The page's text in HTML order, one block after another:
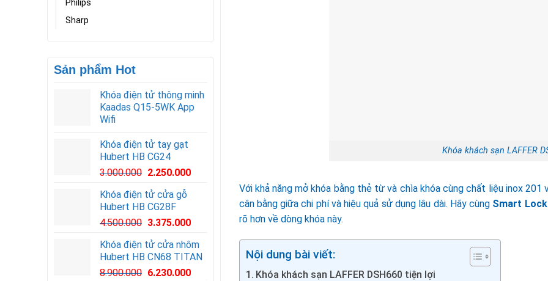
Philips
Sharp
Sản phẩm Hot
Khóa điện tử thông minh
Kaadas Q15-5WK App
Wifi
Khóa điện tử tay gạt
Hubert HB CG24
3.000.000 2.250.000
Khóa điện tử cửa gỗ
Hubert HB CG28F
4.500.000 Giá
là:
4.500.000VND.
3.375.000Giá
tại
là:
3.375.000VND.
Khóa điện tử cửa nhôm
Hubert HB CN68 TITAN
8.900.000 6.230.000
Khóa khách sạn LAFFER
Với khả năng mở khóa bằng thẻ từ và chìa khóa cùng chất liệu inox 201
cân bằng giữa chi phí và hiệu quả sử dụng lâu dài. Hãy cùng Smart Lock
rõ hơn về dòng khóa này.
Nội dung bài viết:
Khóa khách sạn LAFFER DSH660 tiện lợi